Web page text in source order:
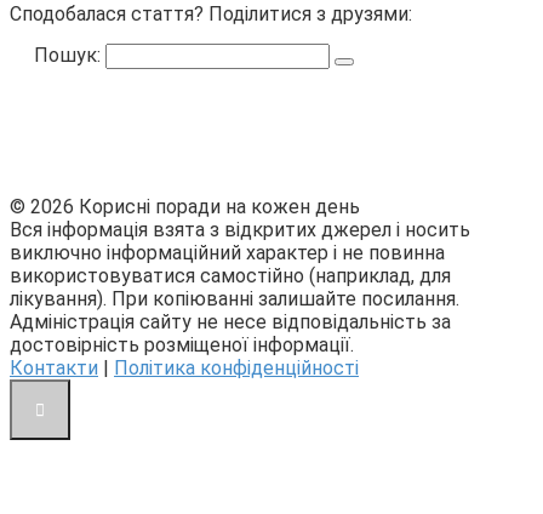
Сподобалася стаття? Поділитися з друзями:
Пошук:
© 2026 Корисні поради на кожен день
Вся інформація взята з відкритих джерел і носить
виключно інформаційний характер і не повинна
використовуватися самостійно (наприклад, для
лікування). При копіюванні залишайте посилання.
Адміністрація сайту не несе відповідальність за
достовірність розміщеної інформації.
Контакти
Політика конфіденційності